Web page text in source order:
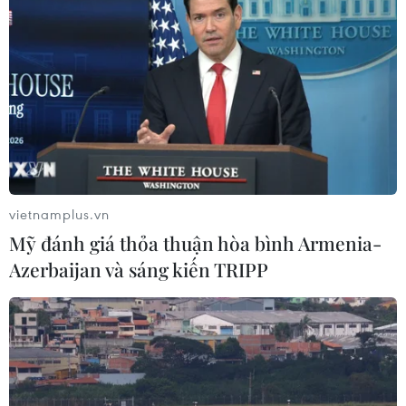
đồng xây dựng nhà chung cư cho
06/08/2026 08:09
Tạo xung lực mới để phát triển thị
trường bất động sản lành mạnh, bền
vững
05/08/2026 09:21
Bộ Nông nghiệp và Môi trường đề
xuất lùi hạn hoàn thiện cơ sở dữ liệu
đất đai
05/08/2026 08:43
Bộ Dân tộc và Tôn giáo còn nhiều
vietnamplus.vn
Mỹ đánh giá thỏa thuận hòa bình Armenia-
Azerbaijan và sáng kiến TRIPP